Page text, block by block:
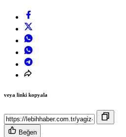
veya linki kopyala
Beğen